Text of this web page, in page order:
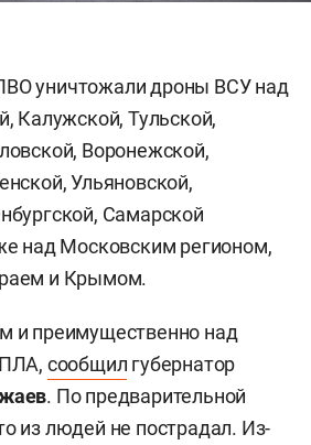
уничтожали дроны ВСУ над
Калужской, Тульской,
Воронежской,
Ульяновской,
Самарской
над Московским регионом,
и Крымом.
и преимущественно над
сообщил губернатор
. По предварительной
из людей не пострадал. Из-